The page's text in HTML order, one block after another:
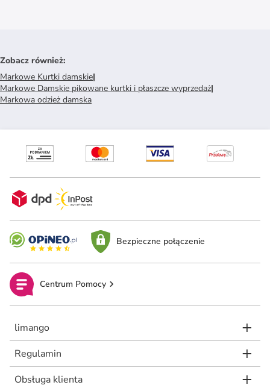
Zobacz również:
Markowe Kurtki damskie|
Markowe Damskie pikowane kurtki i płaszcze wyprzedaż|
Markowa odzież damska
Bezpieczne połączenie
Centrum Pomocy
limango
Regulamin
Obsługa klienta